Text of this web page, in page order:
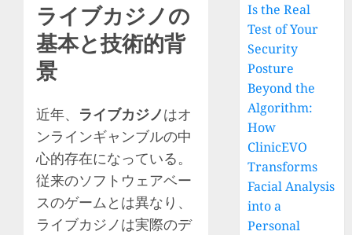
ライブカジノの
基本と技術的背
景
近年、 ライブカジノはオ
ンラインギャンブルの中
心的存在になっている。
従来のソフトウェアベー
スのゲームとは異なり、
ライブカジノは実際のデ
Is the Real
Test of Your
Security
Posture
Beyond the
Algorithm:
How
ClinicEVO
Transforms
Facial Analysis
into a
Personal